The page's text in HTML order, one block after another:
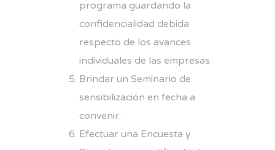
programa guardando la
confidencialidad debida
respecto de los avances
individuales de las empresas.
Brindar un Seminario de
sensibilización en fecha a
convenir.
Efectuar una Encuesta y